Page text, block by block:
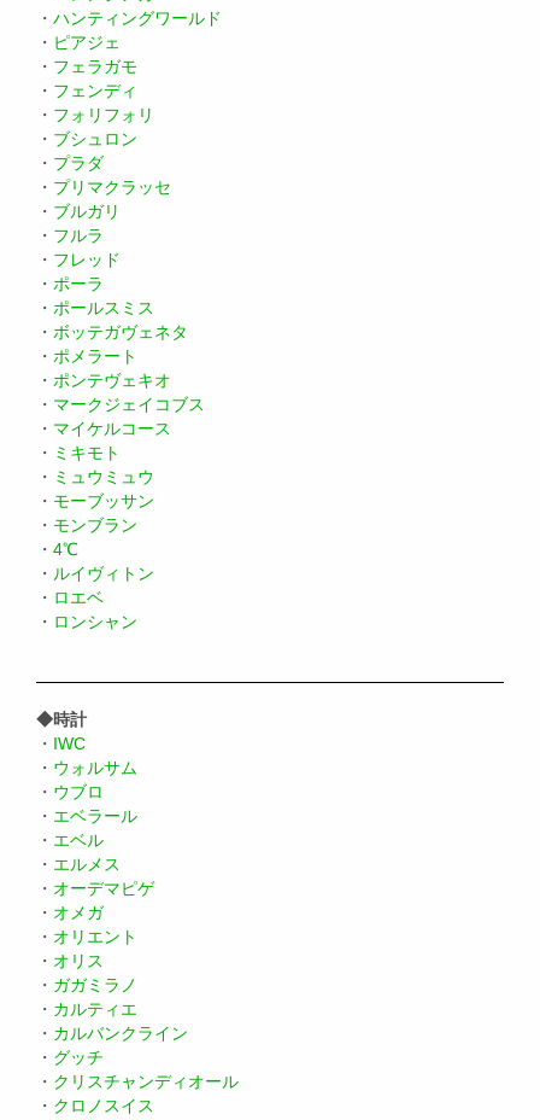
・ ハンティングワールド
・ ピアジェ
・ フェラガモ
・ フェンディ
・ フォリフォリ
・ ブシュロン
・ プラダ
・ プリマクラッセ
・ ブルガリ
・ フルラ
・ フレッド
・ ポーラ
・ ポールスミス
・ ボッテガヴェネタ
・ ポメラート
・ ポンテヴェキオ
・ マークジェイコブス
・ マイケルコース
・ ミキモト
・ ミュウミュウ
・ モーブッサン
・ モンブラン
・ 4℃
・ ルイヴィトン
・ ロエベ
・ ロンシャン
◆時計
・ IWC
・ ウォルサム
・ ウブロ
・ エベラール
・ エベル
・ エルメス
・ オーデマピゲ
・ オメガ
・ オリエント
・ オリス
・ ガガミラノ
・ カルティエ
・ カルバンクライン
・ グッチ
・ クリスチャンディオール
・ クロノスイス